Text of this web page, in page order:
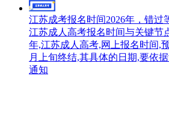
江苏成考报名时间2026年，错过
江苏成人高考报名时间与关键节
年,江苏成人高考,网上报名时间,
月上旬终结,其具体的日期,要依
通知